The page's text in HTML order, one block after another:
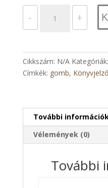
-
könyvjelző
+
Cikkszám: N/A Kategóriák:
Címkék: gomb, Könyvjelző
További
Vélemények (0)
További